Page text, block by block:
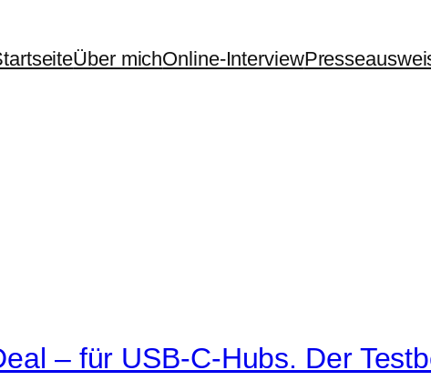
Über michOnline-Interview
– für USB-C-Hubs. Der